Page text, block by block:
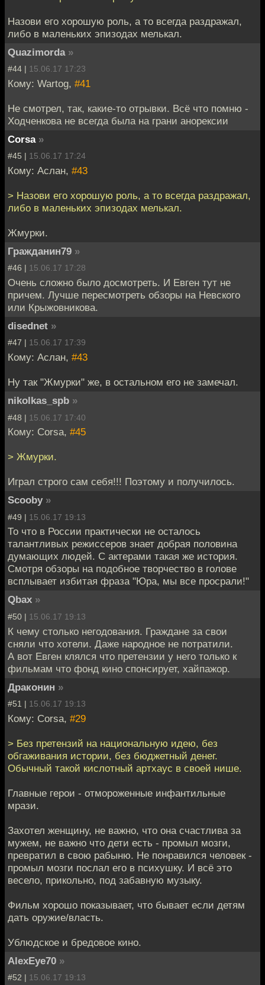
Назови его хорошую роль, а то всегда раздражал,
либо в маленьких эпизодах мелькал.
Quazimorda »
#44 | 15.06.17 17:23
Кому: Wartog, #41
Не смотрел, так, какие-то отрывки. Всё что помню -
Ходченкова не всегда была на грани анорексии
Corsa »
#45 | 15.06.17 17:24
Кому: Аслан, #43
> Назови его хорошую роль, а то всегда раздражал,
либо в маленьких эпизодах мелькал.
Жмурки.
Гражданин79 »
#46 | 15.06.17 17:28
Очень сложно было досмотреть. И Евген тут не
причем. Лучше пересмотреть обзоры на Невского
или Крыжовникова.
disednet »
#47 | 15.06.17 17:39
Кому: Аслан, #43
Ну так "Жмурки" же, в остальном его не замечал.
nikolkas_spb »
#48 | 15.06.17 17:40
Кому: Corsa, #45
> Жмурки.
Играл строго сам себя!!! Поэтому и получилось.
Scooby »
#49 | 15.06.17 19:13
То что в России практически не осталось
талантливых режиссеров знает добрая половина
думающих людей. С актерами такая же история.
Смотря обзоры на подобное творчество в голове
всплывает избитая фраза "Юра, мы все просрали!"
Qbax »
#50 | 15.06.17 19:13
К чему столько негодования. Граждане за свои
сняли что хотели. Даже народное не потратили.
А вот Евген клялся что претензии у него только к
фильмам что фонд кино спонсирует, хайпажор.
Драконин »
#51 | 15.06.17 19:13
Кому: Corsa, #29
> Без претензий на национальную идею, без
обгаживания истории, без бюджетный денег.
Обычный такой кислотный артхаус в своей нише.
Главные герои - отмороженные инфантильные
мрази.
Захотел женщину, не важно, что она счастлива за
мужем, не важно что дети есть - промыл мозги,
превратил в свою рабыню. Не понравился человек -
промыл мозги послал его в психушку. И всё это
весело, прикольно, под забавную музыку.
Фильм хорошо показывает, что бывает если детям
дать оружие/власть.
Ублюдское и бредовое кино.
AlexEye70 »
#52 | 15.06.17 19:13